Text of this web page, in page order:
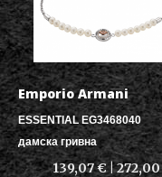
Emporio Armani
ESSENTIAL EG3468040
дамска гривна
139,07 € | 272,00